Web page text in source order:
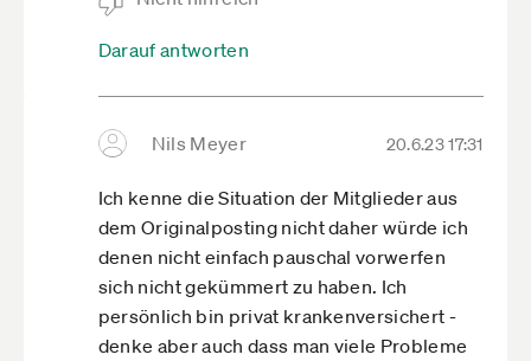
unbürokratisch Ratenzahlung bzw.
Aber, man muss sich halt kümmern.
Darauf antworten
Nils Meyer 20.6.23 17:31
Ich kenne die Situation der Mitglieder aus
dem Originalposting nicht daher würde ich
denen nicht einfach pauschal vorwerfen
sich nicht gekümmert zu haben. Ich
persönlich bin privat krankenversichert -
denke aber auch dass man viele Probleme